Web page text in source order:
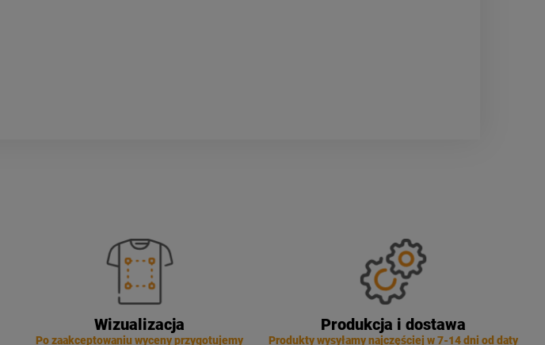
Wizualizacja
Po zaakceptowaniu wyceny przygotujemy
Produkcja i dostawa
Produkty wysyłamy najczęściej w 7-14 dni od daty